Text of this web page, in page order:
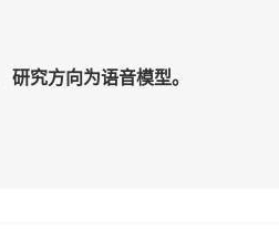
研究方向为语音模型。